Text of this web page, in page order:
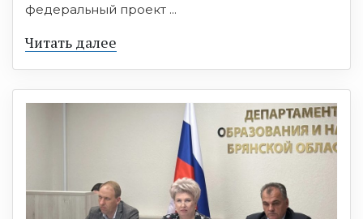
федеральный проект ...
Читать далее